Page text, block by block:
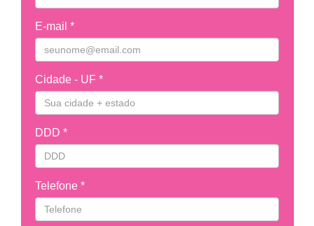
E-mail *
Cidade - UF *
DDD *
Telefone *